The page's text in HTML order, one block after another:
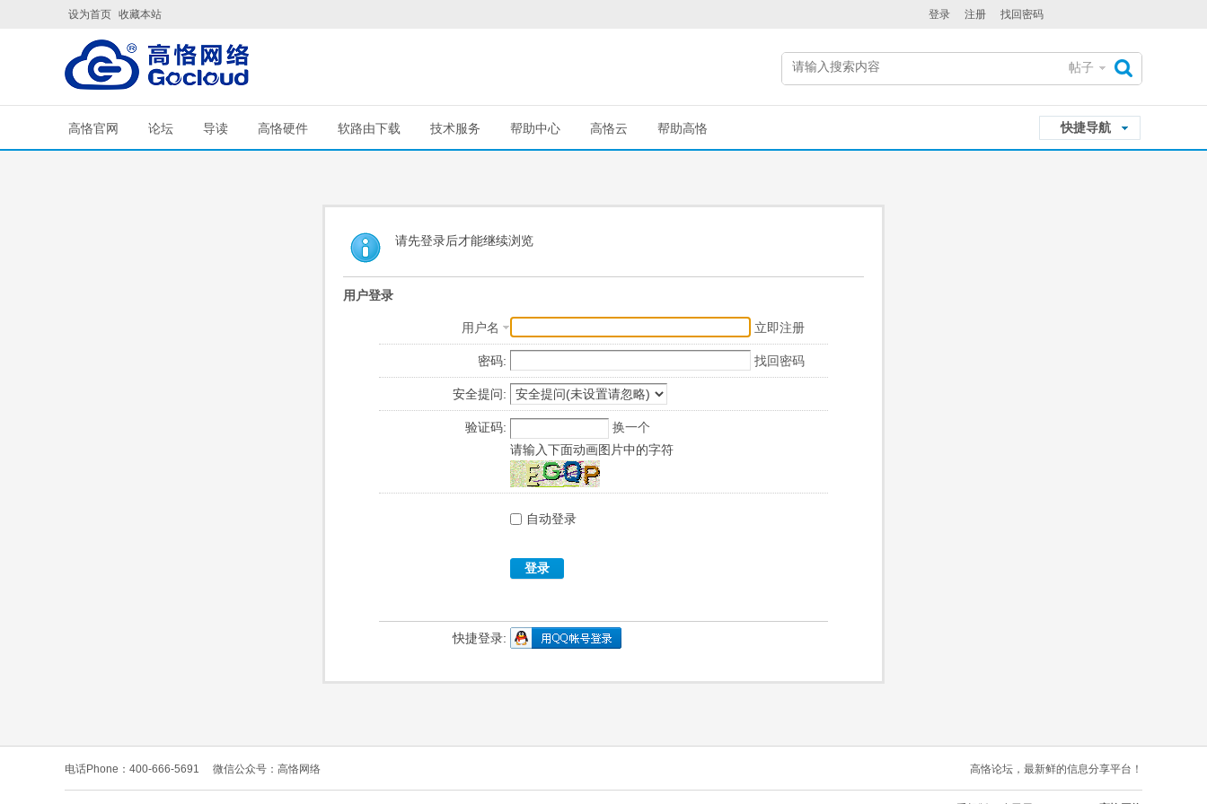
设为首页 收藏本站 登录 注册 找回密码
帖子
快捷导航
高恪官网 论坛 导读 高恪硬件 软路由下载 技术服务 帮助中心 高恪云 帮助高恪
请先登录后才能继续浏览
用户登录
用户名 立即注册
密码: 找回密码
安全提问:
验证码:
换一个
请输入下面动画图片中的字符
自动登录
登录
快捷登录:
电话Phone：400-666-5691 微信公众号：高恪网络 高恪论坛，最新鲜的信息分享平台！